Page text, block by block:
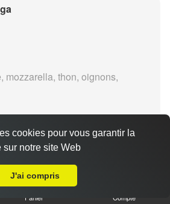
mozzarella, thon, oignons,
Panier Compte
cookies pour vous garantir la
notre site Web
J'ai compris